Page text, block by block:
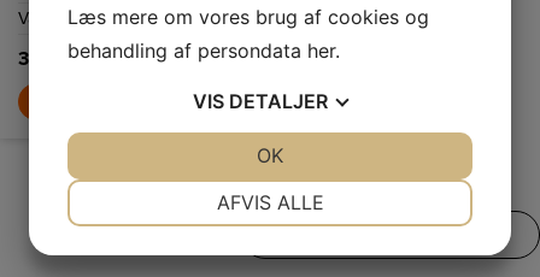
Vægt
2,0 kg
399,-
Læs mere om vores brug af cookies og
behandling af persondata her.
VIS DETALJER
AFVIS ALLE
OK